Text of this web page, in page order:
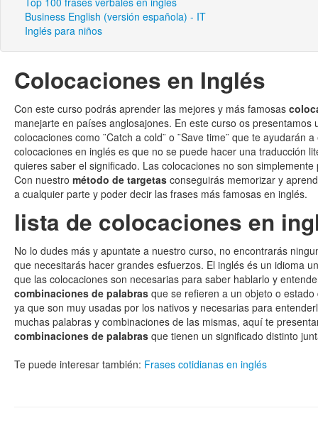
Business English (versión española) - IT
Inglés para niños
Colocaciones en Inglés
Con este curso podrás aprender las mejores y más famosas
manejarte en países anglosajones. En este curso os presentamos
colocaciones como ¨Catch a cold¨ o ¨Save time¨ que te
colocaciones en inglés es que no se puede hacer una traducción
quieres saber el significado. Las colocaciones no son
Con nuestro método de targetas conseguirás memorizar y
a cualquier parte y poder decir las frases más famosas en inglés.
lista de colocaciones en
No lo dudes más y apuntate a nuestro curso, no encontrarás
que necesitarás hacer grandes esfuerzos. El inglés és un idioma
que las colocaciones son necesarias para saber hablarlo y
combinaciones de palabras que se refieren a un objeto o
ya que son muy usadas por los nativos y necesarias para
muchas palabras y combinaciones de las mismas, aquí te
combinaciones de palabras que tienen un significado distinto
Te puede interesar también: Frases cotidianas en inglés